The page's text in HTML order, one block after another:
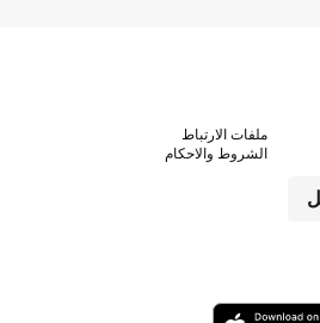
ملفات الارتباط
الشروط والاحكام